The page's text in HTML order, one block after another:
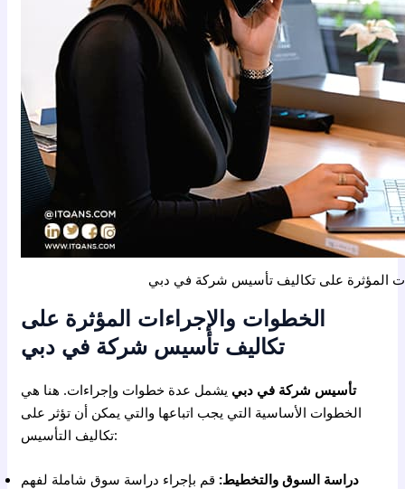
المؤثرة على تكاليف تأسيس شركة في دبي
الخطوات والإجراءات المؤثرة على
تكاليف تأسيس شركة في دبي
تأسيس شركة في دبي يشمل عدة خطوات وإجراءات. هنا هي
الخطوات الأساسية التي يجب اتباعها والتي يمكن أن تؤثر على
تكاليف التأسيس:
دراسة السوق والتخطيط: قم بإجراء دراسة سوق شاملة لفهم